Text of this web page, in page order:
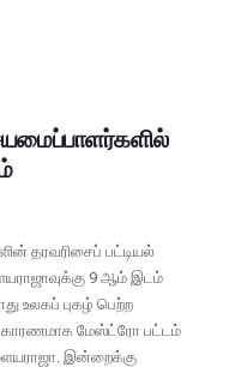
தரவரிசைப் பட்டியல்
9 ஆம் இடம்
உலகப் புகழ் பெற்ற
மேஸ்ட்ரோ பட்டம்
இன்றைக்கு